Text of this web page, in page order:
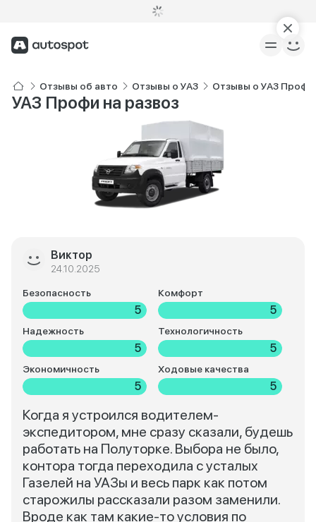
Отзывы об авто Отзывы о УАЗ Отзывы о УАЗ Профи
УАЗ Профи на развоз
Виктор
24.10.2025
Безопасность
5
Комфорт
5
Надежность
5
Технологичность
5
Экономичность
5
Ходовые качества
5
Когда я устроился водителем-
экспедитором, мне сразу сказали, будешь
работать на Полуторке. Выбора не было,
контора тогда переходила с усталых
Газелей на УАЗы и весь парк как потом
старожилы рассказали разом заменили.
Вроде как там какие-то условия по